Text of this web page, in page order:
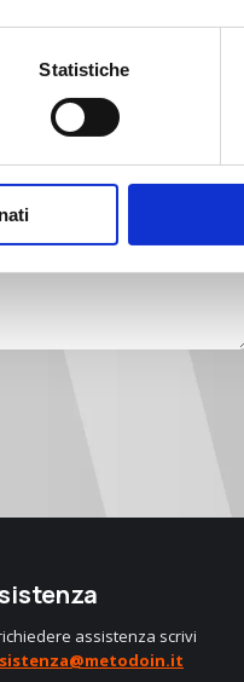
Statistiche
assistenza scrivi